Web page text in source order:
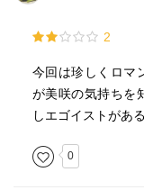
2
今回は珍しくロマ
が美咲の気持ちを
しエゴイストがあ
0